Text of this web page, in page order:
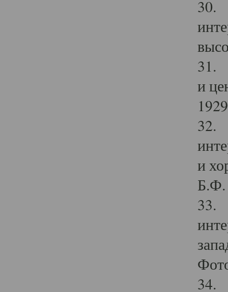
30.
31.
и
32.
и
Б.Ф.
33.
34.